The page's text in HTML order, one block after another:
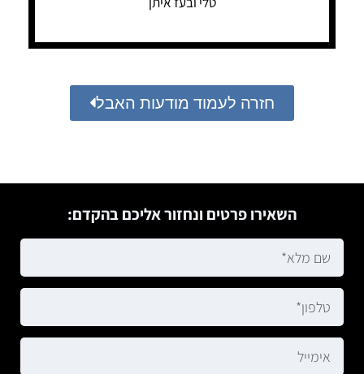
חזרה לעמוד מודעות האבל
השאירו פרטים ונחזור אליכם בהקדם: